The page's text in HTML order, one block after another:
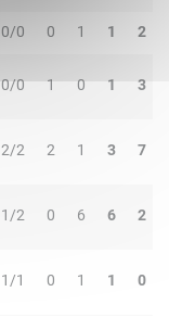
0/0 0 1 1 2
0/0 1 0 1 3
2/2 2 1 3 7
1/2 0 6 6 2
1/1 0 1 1 0